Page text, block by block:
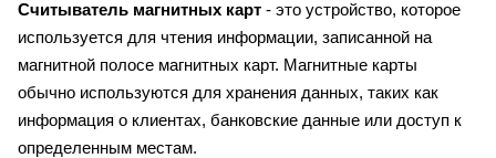
Считыватель магнитных карт - это устройство, которое
используется для чтения информации, записанной на
магнитной полосе магнитных карт. Магнитные карты
обычно используются для хранения данных, таких как
информация о клиентах, банковские данные или доступ к
определенным местам.